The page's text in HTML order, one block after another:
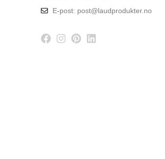
E-post: post@laudprodukter.no